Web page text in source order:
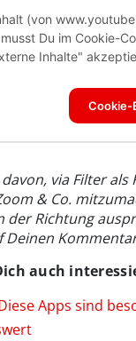
via Filter als
& Co.
der Richtung
Deinen
auch
Apps sind